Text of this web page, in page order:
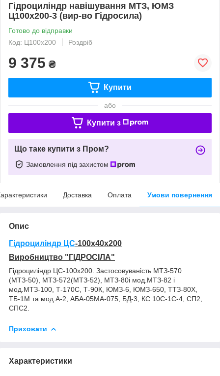
Гідроциліндр навішування МТЗ, ЮМЗ
Ц100х200-3 (вир-во Гідросила)
Готово до відправки
Код: Ц100х200
Роздріб
9 375 ₴
Купити
або
Купити з
Що таке купити з Пром?
Замовлення під захистом
Доставка Оплата Умови повернення
Опис
Гідроциліндр ЦС-100х40х200
Виробництво "ГІДРОСІЛА"
Гідроциліндр ЦС-100х200. Застосовуваність МТЗ-570
(МТЗ-50), МТЗ-572(МТЗ-52), МТЗ-80і мод.МТЗ-82 і
мод.МТЗ-100, Т-170С, Т-90К, ЮМЗ-6, ЮМЗ-650, ТТЗ-80Х,
ТБ-1М та мод.А-2, АБА-05МА-075, БД-3, КС 10С-1С-4, СП2,
СПС2.
Приховати
Характеристики